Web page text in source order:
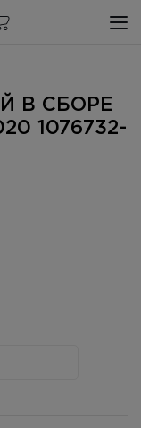
В СБОРЕ
1076732-